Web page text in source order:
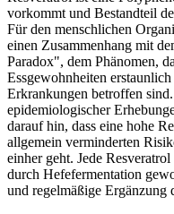
vorkommt und Bestandteil
Für den menschlichen
einen Zusammenhang mit
Paradox", dem Phänomen,
Essgewohnheiten
Erkrankungen betroffen
epidemiologischer
darauf hin, dass eine hohe
allgemein verminderten
einher geht. Jede
durch Hefefermentation
und regelmäßige Ergänzung